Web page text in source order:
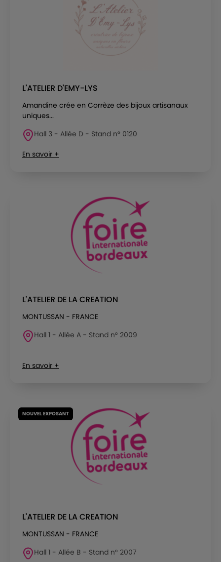
L'ATELIER D'EMY-LYS
Amandine crée en Corrèze des bijoux artisanaux
uniques...
Hall 3 - Allée D - Stand n° 0120
En savoir +
L'ATELIER DE LA CREATION
MONTUSSAN - FRANCE
Hall 1 - Allée A - Stand n° 2009
En savoir +
NOUVEL EXPOSANT
L'ATELIER DE LA CREATION
MONTUSSAN - FRANCE
Hall 1 - Allée B - Stand n° 2007